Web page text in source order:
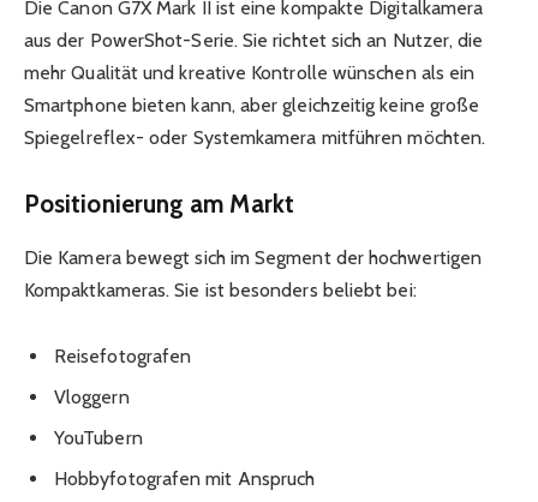
Die Canon G7X Mark II ist eine kompakte Digitalkamera
aus der PowerShot-Serie. Sie richtet sich an Nutzer, die
mehr Qualität und kreative Kontrolle wünschen als ein
Smartphone bieten kann, aber gleichzeitig keine große
Spiegelreflex- oder Systemkamera mitführen möchten.
Positionierung am Markt
Die Kamera bewegt sich im Segment der hochwertigen
Kompaktkameras. Sie ist besonders beliebt bei:
Reisefotografen
Vloggern
YouTubern
Hobbyfotografen mit Anspruch